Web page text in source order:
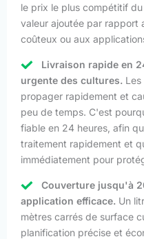
le prix le plus compétitif
valeur ajoutée par rapport
coûteux ou aux
Livraison rapide en
urgente des cultures.
propager rapidement et
peu de temps. C'est
fiable en 24 heures, afin
traitement rapidement et
immédiatement pour
Couverture jusqu'à
application efficace. Un
mètres carrés de surface
planification précise et